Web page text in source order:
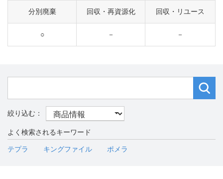
分別廃棄 回収・再資源化 回収・リユース
○ － －
よく検索されるキーワード
テプラ キングファイル ポメラ